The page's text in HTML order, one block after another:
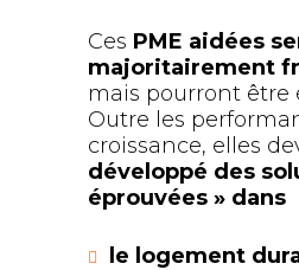
Ces PME aidées
majoritairement
mais pourront être
Outre les
croissance, elles
développé des
éprouvées » dans
le logement